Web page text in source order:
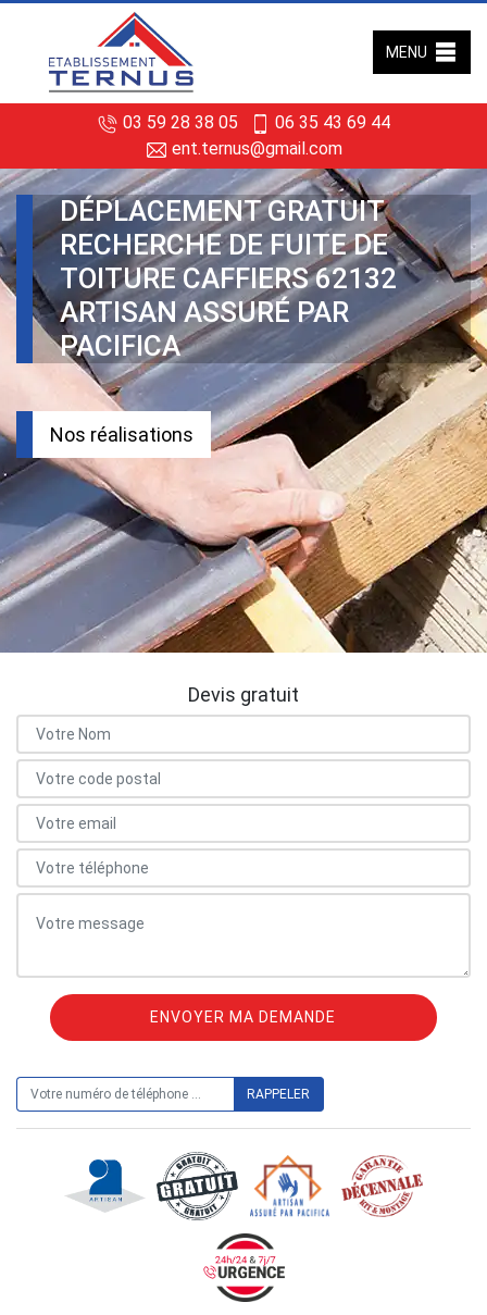
03 59 28 38 05
06 35 43 69 44
ent.ternus@gmail.com
MENU
DÉPLACEMENT GRATUIT
RECHERCHE DE FUITE DE
TOITURE CAFFIERS 62132
ARTISAN ASSURÉ PAR
PACIFICA
Nos réalisations
Devis gratuit